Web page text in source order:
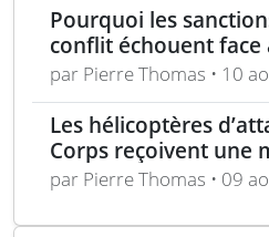
Pourquoi les
conflit échouent face
de blanchiment et
par Pierre Thomas • 10
Les hélicoptères
Corps reçoivent une
16
par Pierre Thomas • 09